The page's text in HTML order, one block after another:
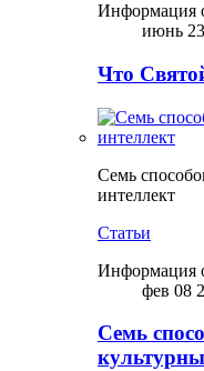
Информация
июнь
Что
Семь
интеллект
Статьи
Информация
фев 08
Семь